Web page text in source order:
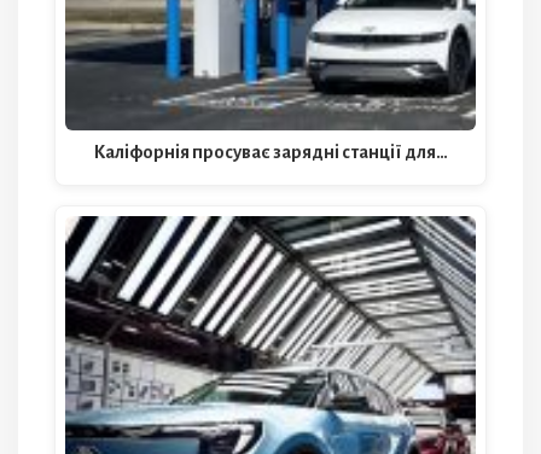
Каліфорнія просуває зарядні станції для…